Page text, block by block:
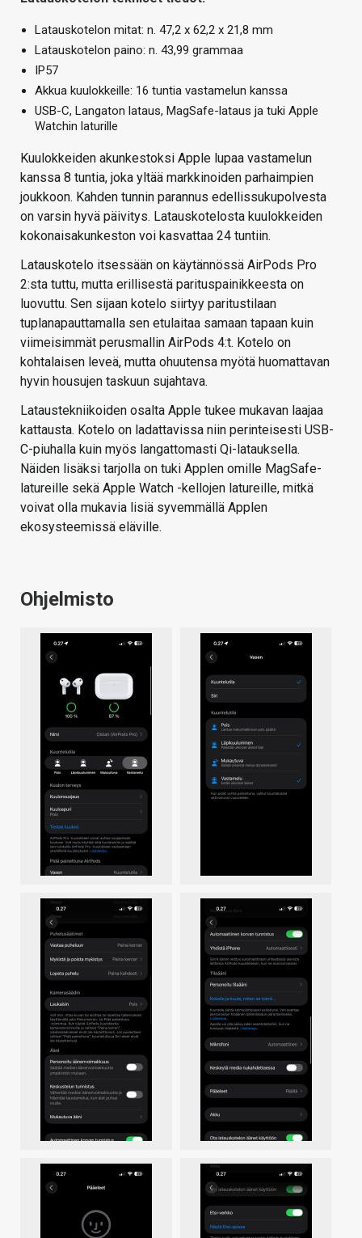
Latauskotelon mitat: n. 47,2 x 62,2 x 21,8 mm
Latauskotelon paino: n. 43,99 grammaa
IP57
Akkua kuulokkeille: 16 tuntia vastamelun kanssa
USB-C, Langaton lataus, MagSafe-lataus ja tuki Apple
Watchin laturille
Kuulokkeiden akunkestoksi Apple lupaa vastamelun
kanssa 8 tuntia, joka yltää markkinoiden parhaimpien
joukkoon. Kahden tunnin parannus edellissukupolvesta
on varsin hyvä päivitys. Latauskotelosta kuulokkeiden
kokonaisakunkeston voi kasvattaa 24 tuntiin.
Latauskotelo itsessään on käytännössä AirPods Pro
2:sta tuttu, mutta erillisestä parituspainikkeesta on
luovuttu. Sen sijaan kotelo siirtyy paritustilaan
tuplanapauttamalla sen etulaitaa samaan tapaan kuin
viimeisimmät perusmallin AirPods 4:t. Kotelo on
kohtalaisen leveä, mutta ohuutensa myötä huomattavan
hyvin housujen taskuun sujahtava.
Lataustekniikoiden osalta Apple tukee mukavan laajaa
kattausta. Kotelo on ladattavissa niin perinteisesti USB-
C-piuhalla kuin myös langattomasti Qi-latauksella.
Näiden lisäksi tarjolla on tuki Applen omille MagSafe-
latureille sekä Apple Watch -kellojen latureille, mitkä
voivat olla mukavia lisiä syvemmällä Applen
ekosysteemissä eläville.
Ohjelmisto